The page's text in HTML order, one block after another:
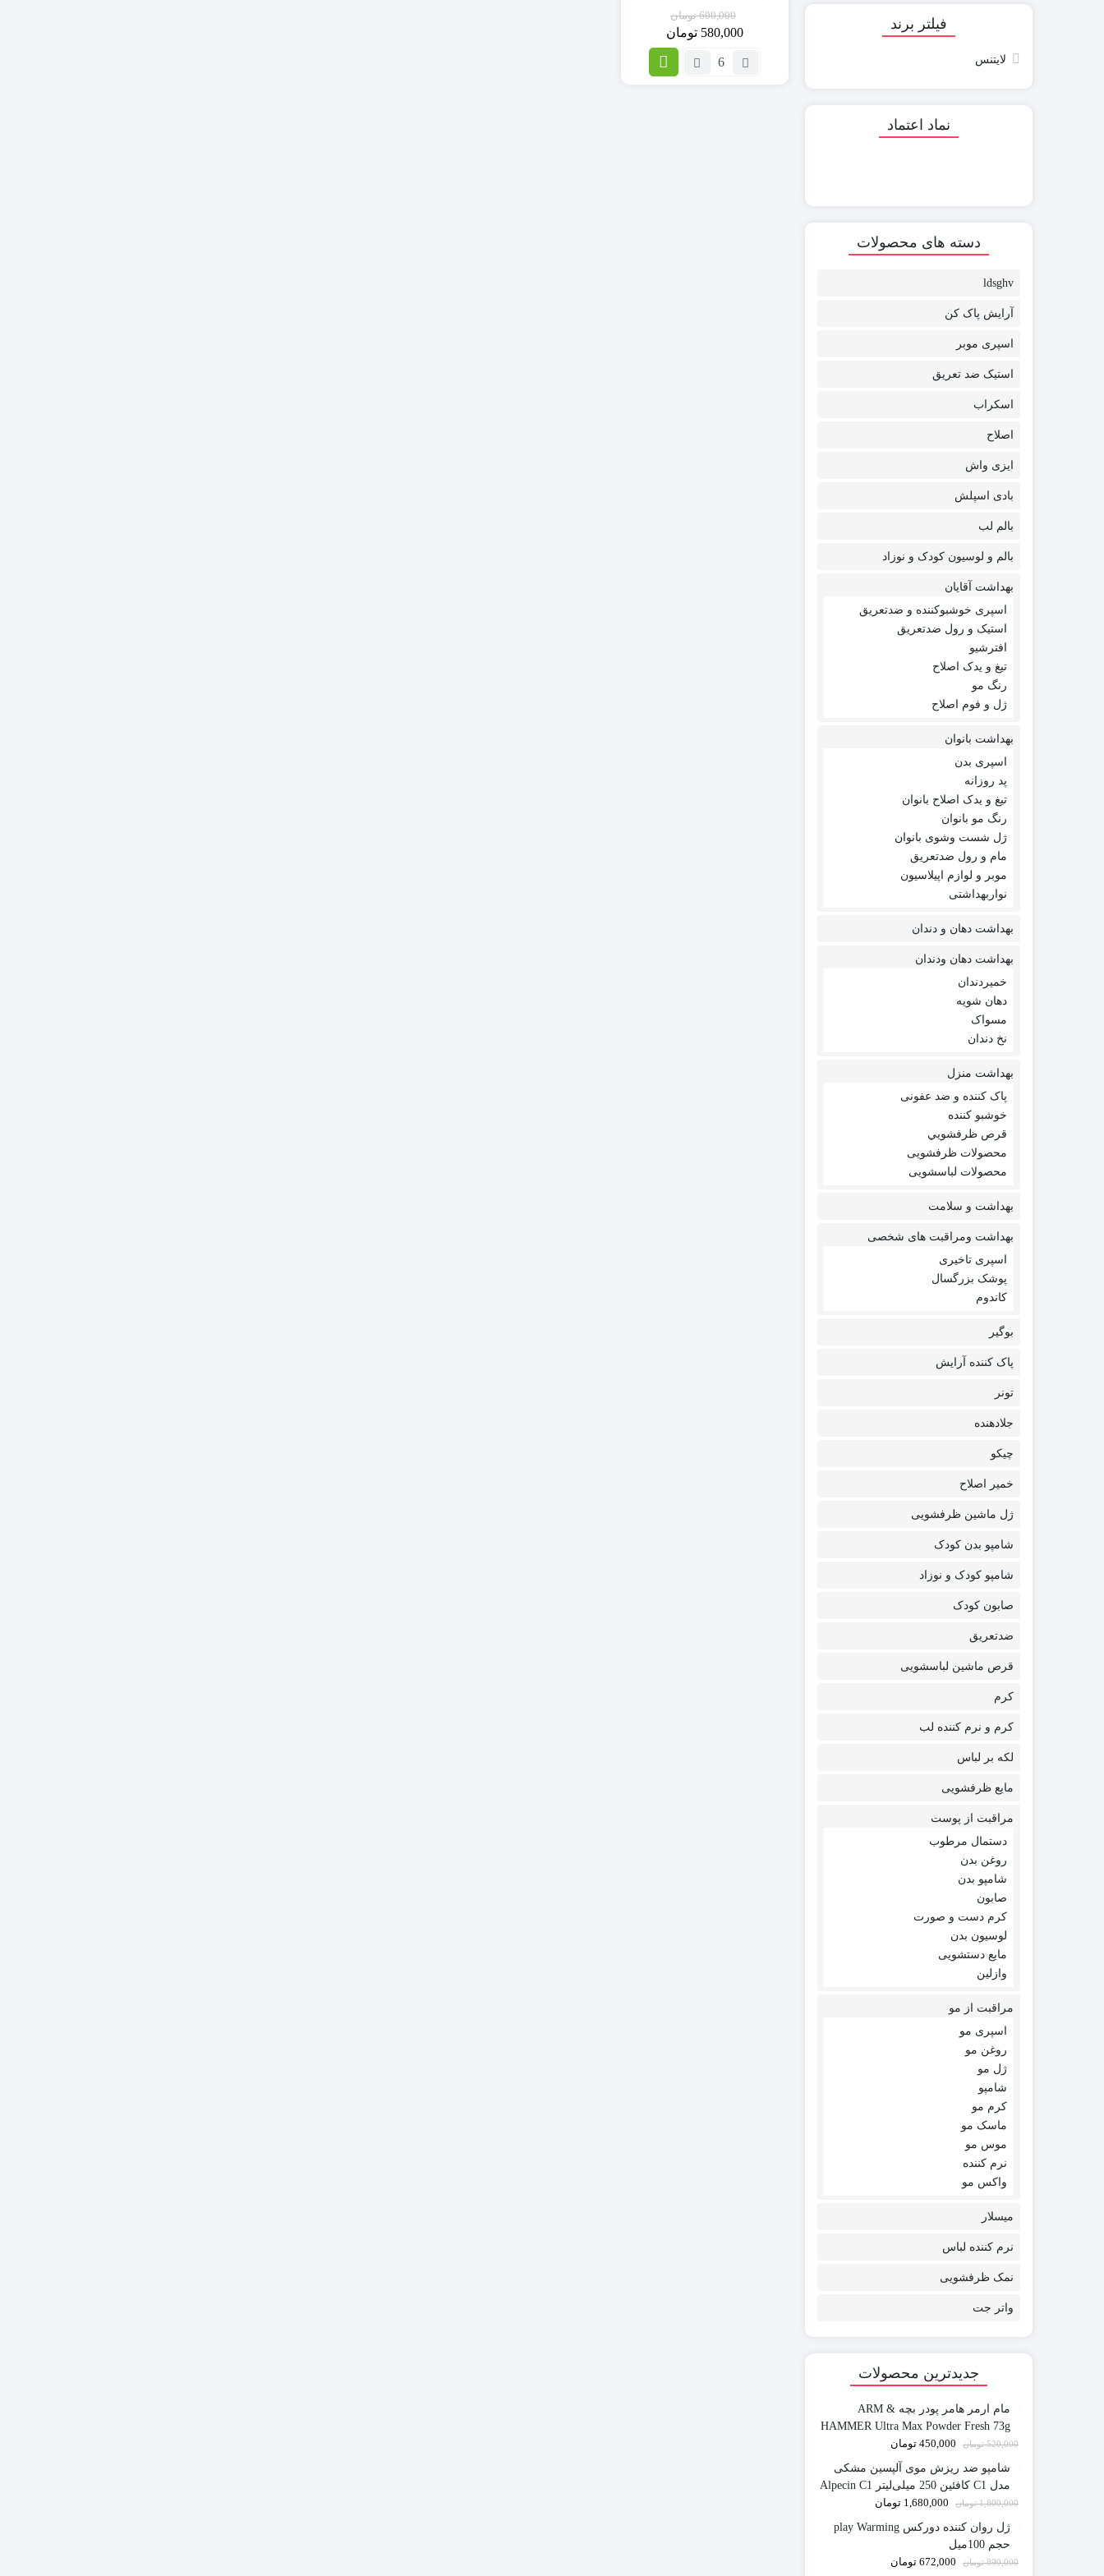
600,000 تومان
580,000 تومان
تعداد:
فیلتر برند
لایتنس
نماد اعتماد
دسته های محصولات
ldsghv
آرایش پاک کن
اسپری موبر
استیک ضد تعریق
اسکراب
اصلاح
ایزی واش
بادی اسپلش
بالم لب
بالم و لوسیون کودک و نوزاد
بهداشت آقایان
اسپری خوشبوکننده و ضدتعریق
استیک و رول ضدتعریق
افترشیو
تیغ و یدک اصلاح
رنگ مو
ژل و فوم اصلاح
بهداشت بانوان
اسپری بدن
پد روزانه
تیغ و یدک اصلاح بانوان
رنگ مو بانوان
ژل شست وشوی بانوان
مام و رول ضدتعریق
موبر و لوازم اپیلاسیون
نواربهداشتی
بهداشت دهان و دندان
بهداشت دهان ودندان
خمیردندان
دهان شویه
مسواک
نخ دندان
بهداشت منزل
پاک کننده و ضد عفونی
خوشبو کننده
قرص ظرفشويي
محصولات ظرفشویی
محصولات لباسشویی
بهداشت و سلامت
بهداشت ومراقبت های شخصی
اسپری تاخیری
پوشک بزرگسال
کاندوم
بوگیر
پاک کننده آرایش
تونر
جلادهنده
چیکو
خمیر اصلاح
ژل ماشین ظرفشویی
شامپو بدن کودک
شامپو کودک و نوزاد
صابون کودک
ضدتعریق
قرص ماشین لباسشویی
کرم
کرم و نرم کننده لب
لکه بر لباس
مایع ظرفشویی
مراقبت از پوست
دستمال مرطوب
روغن بدن
شامپو بدن
صابون
کرم دست و صورت
لوسیون بدن
مایع دستشویی
وازلین
مراقبت از مو
اسپری مو
روغن مو
ژل مو
شامپو
کرم مو
ماسک مو
موس مو
نرم کننده
واکس مو
میسلار
نرم کننده لباس
نمک ظرفشویی
واتر جت
جدیدترین محصولات
مام ارمر هامر پودر بچه ARM &
HAMMER Ultra Max Powder Fresh 73g
520,000 تومان 450,000 تومان
شامپو ضد ریزش موی آلپسین مشکی
مدل C1 کافئین 250 میلی‌لیتر Alpecin C1
Original
1,800,000 تومان 1,680,000 تومان
ژل روان کننده دورکس play Warming
حجم 100میل
890,000 تومان 672,000 تومان